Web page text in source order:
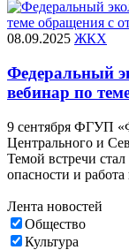
08.09.2025 ЖКХ
Федеральный
вебинар по
9 сентября ФГУП
Центрального и
Темой встречи
опасности и
Лента новостей
Общество
Культура